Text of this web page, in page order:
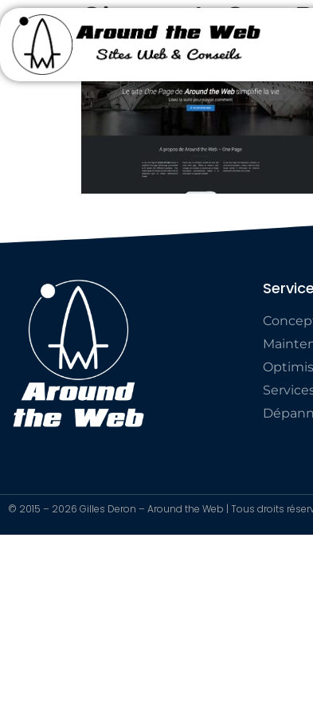
Site web One
© 2015 – 2026 Gilles Deron – Around the Web | Tous droits